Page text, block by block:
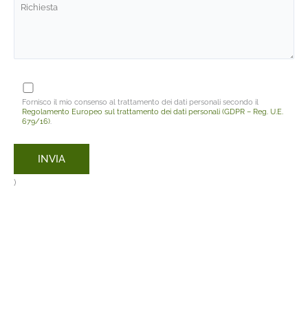
Fornisco il mio consenso al trattamento dei dati personali secondo il
Regolamento Europeo sul trattamento dei dati personali (GDPR – Reg. U.E.
679/16).
)